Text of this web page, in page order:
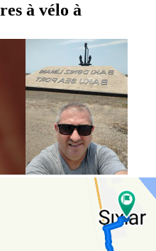
à vélo à